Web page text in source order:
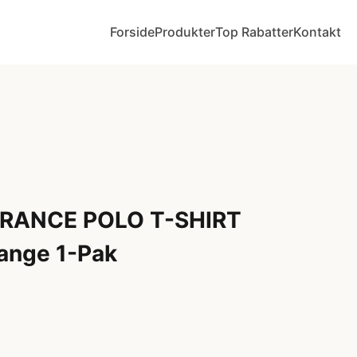
ForsideProdukterTop RabatterKontakt
POLO T-SHIRT
1-Pak